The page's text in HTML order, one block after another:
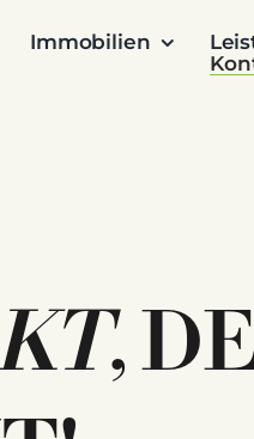
Immobilien
,